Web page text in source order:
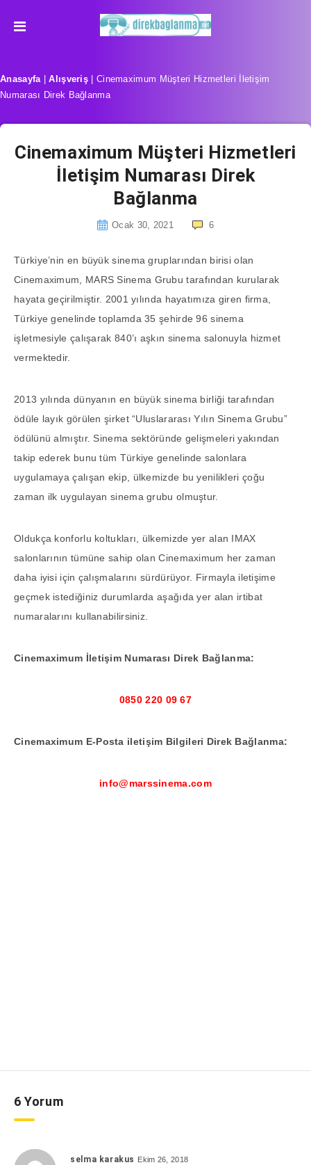
Anasayfa|Alışveriş
Cinemaximum Müşteri Hizmetleri İletişim
Numarası Direk Bağlanma
Cinemaximum Müşteri Hizmetleri
İletişim Numarası Direk
Bağlanma
Ocak 30, 2021 6
Türkiye’nin en büyük sinema gruplarından birisi olan
Cinemaximum, MARS Sinema Grubu tarafından kurularak
hayata geçirilmiştir. 2001 yılında hayatımıza giren firma,
Türkiye genelinde toplamda 35 şehirde 96 sinema
işletmesiyle çalışarak 840’ı aşkın sinema salonuyla hizmet
vermektedir.
2013 yılında dünyanın en büyük sinema birliği tarafından
ödüle layık görülen şirket “Uluslararası Yılın Sinema Grubu”
ödülünü almıştır. Sinema sektöründe gelişmeleri yakından
takip ederek bunu tüm Türkiye genelinde salonlara
uygulamaya çalışan ekip, ülkemizde bu yenilikleri çoğu
zaman ilk uygulayan sinema grubu olmuştur.
Oldukça konforlu koltukları, ülkemizde yer alan IMAX
salonlarının tümüne sahip olan Cinemaximum her zaman
daha iyisi için çalışmalarını sürdürüyor. Firmayla iletişime
geçmek istediğiniz durumlarda aşağıda yer alan irtibat
numaralarını kullanabilirsiniz.
Cinemaximum İletişim Numarası Direk Bağlanma:
0850 220 09 67
Cinemaximum E-Posta iletişim Bilgileri Direk Bağlanma:
info@marssinema.com
6 Yorum
selma karakus Ekim 26, 2018